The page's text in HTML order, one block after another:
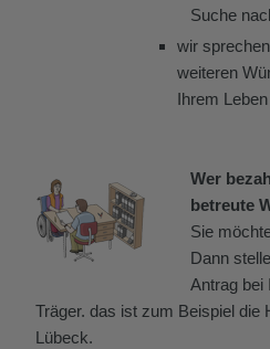
Suche
wir
weiteren
Ihrem Leben
Wer
betreute
Sie
Dann
Antrag bei
Träger. das ist zum Beispiel die
Lübeck.